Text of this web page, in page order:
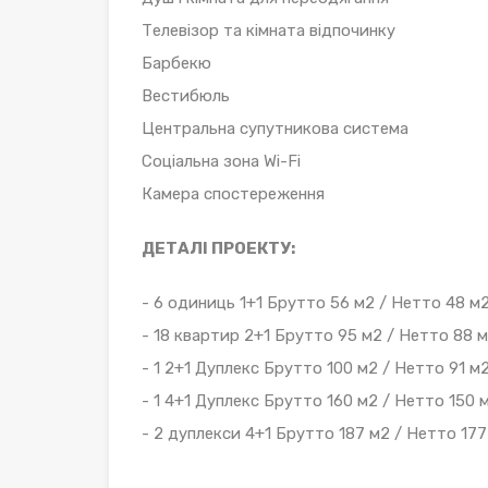
Телевізор та кімната відпочинку
Барбекю
Вестибюль
Центральна супутникова система
Соціальна зона Wi-Fi
Камера спостереження
ДЕТАЛІ ПРОЕКТУ:
- 6 одиниць 1+1 Брутто 56 м2 / Нетто 48 м2
- 18 квартир 2+1 Брутто 95 м2 / Нетто 88
- 1 2+1 Дуплекс Брутто 100 м2 / Нетто 91 м2
- 1 4+1 Дуплекс Брутто 160 м2 / Нетто 150
- 2 дуплекси 4+1 Брутто 187 м2 / Нетто